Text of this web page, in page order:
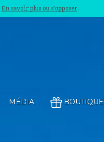
En savoir plus ou s'opposer.
MÉDIA BOUTIQUE